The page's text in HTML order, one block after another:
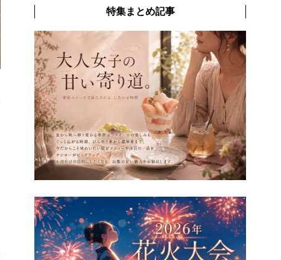
特集まとめ記事